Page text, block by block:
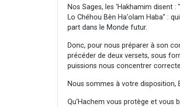
Nos Sages, les 'Hakhamim disent
Lo Chéhou Bèn Ha'olam Haba" :
part dans le Monde futur.
Donc, pour nous préparer à son
précéder de deux versets, sous
puissions nous concentrer
Nous sommes à votre disposition,
Qu'Hachem vous protège et vous